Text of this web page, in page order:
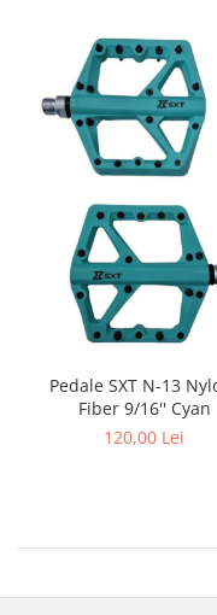
Pedale SXT N-13
Fiber 9/16'' Cyan
120,00 Lei